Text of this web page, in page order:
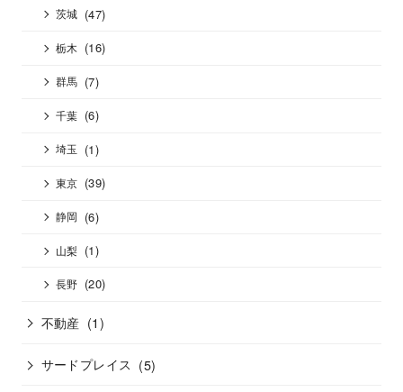
茨城 (47)
栃木 (16)
群馬 (7)
千葉 (6)
埼玉 (1)
東京 (39)
静岡 (6)
山梨 (1)
長野 (20)
不動産 (1)
サードプレイス (5)